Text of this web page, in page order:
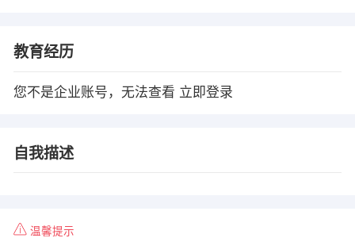
教育经历
您不是企业账号，无法查看 立即登录
自我描述
温馨提示